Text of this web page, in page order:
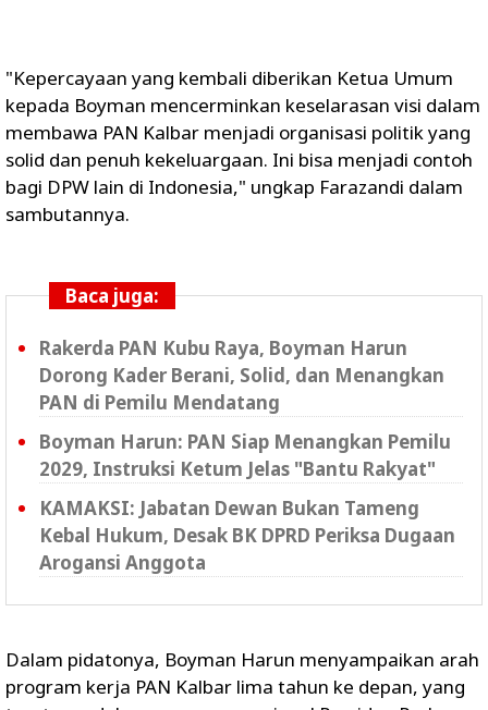
"Kepercayaan yang kembali diberikan Ketua Umum
kepada Boyman mencerminkan keselarasan visi dalam
membawa PAN Kalbar menjadi organisasi politik yang
solid dan penuh kekeluargaan. Ini bisa menjadi contoh
bagi DPW lain di Indonesia," ungkap Farazandi dalam
sambutannya.
Baca juga:
Rakerda PAN Kubu Raya, Boyman Harun
Dorong Kader Berani, Solid, dan Menangkan
PAN di Pemilu Mendatang
Boyman Harun: PAN Siap Menangkan Pemilu
2029, Instruksi Ketum Jelas "Bantu Rakyat"
KAMAKSI: Jabatan Dewan Bukan Tameng
Kebal Hukum, Desak BK DPRD Periksa Dugaan
Arogansi Anggota
Dalam pidatonya, Boyman Harun menyampaikan arah
program kerja PAN Kalbar lima tahun ke depan, yang